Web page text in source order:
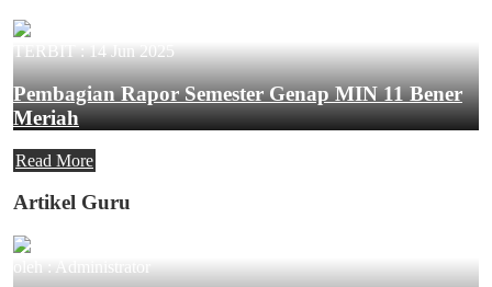
TERBIT :14 Jun 2025
Pembagian Rapor Semester Genap MIN 11 Bener
Meriah
Read More
Artikel Guru
oleh : Administrator